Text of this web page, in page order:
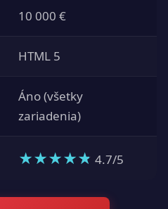
10 000 €
HTML 5
Áno (všetky
zariadenia)
★★★★★ 4.7/5